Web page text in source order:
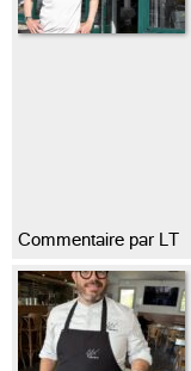
Commentaire par LT